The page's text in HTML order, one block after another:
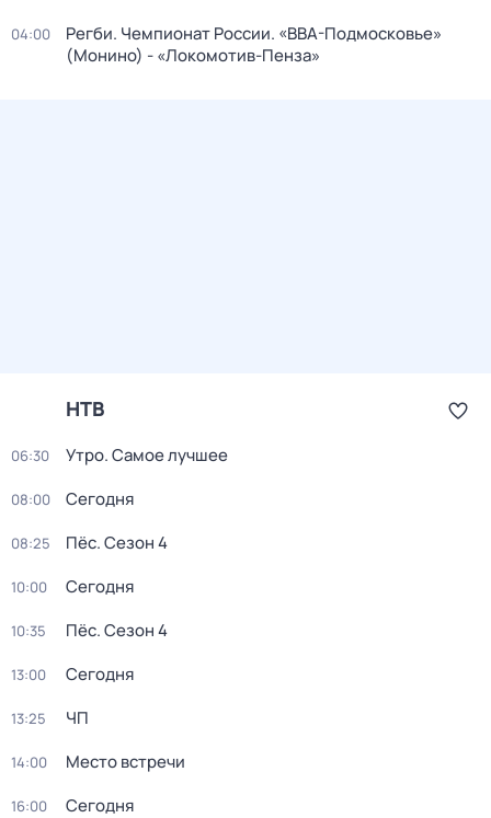
04:00
Регби. Чемпионат России. «ВВА-Подмосковье»
(Монино) - «Локомотив-Пенза»
НТВ
06:30 Утро. Самое лучшее
08:00 Сегодня
08:25 Пёс. Сезон 4
10:00 Сегодня
10:35 Пёс. Сезон 4
13:00 Сегодня
13:25 ЧП
14:00 Место встречи
16:00 Сегодня